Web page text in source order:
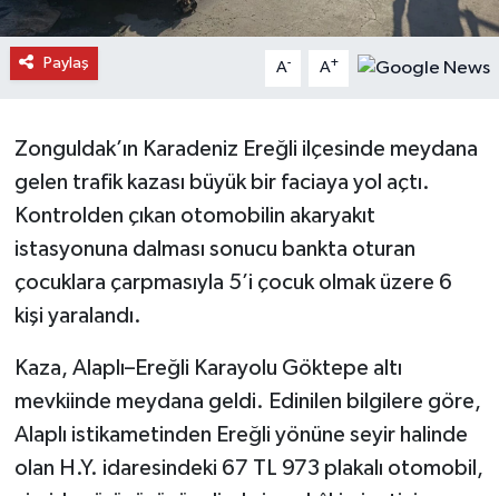
Paylaş A- A+
Zonguldak’ın Karadeniz Ereğli ilçesinde meydana
gelen trafik kazası büyük bir faciaya yol açtı.
Kontrolden çıkan otomobilin akaryakıt
istasyonuna dalması sonucu bankta oturan
çocuklara çarpmasıyla 5’i çocuk olmak üzere 6
kişi yaralandı.
Kaza, Alaplı–Ereğli Karayolu Göktepe altı
mevkiinde meydana geldi. Edinilen bilgilere göre,
Alaplı istikametinden Ereğli yönüne seyir halinde
olan H.Y. idaresindeki 67 TL 973 plakalı otomobil,
İhsangazi Haberleri
Küre Haberleri
Merkez Haberleri
Pınarbaşı Haberleri
Şenpazar Haberleri
Seydiler Haberleri
Taşköprü Haberleri